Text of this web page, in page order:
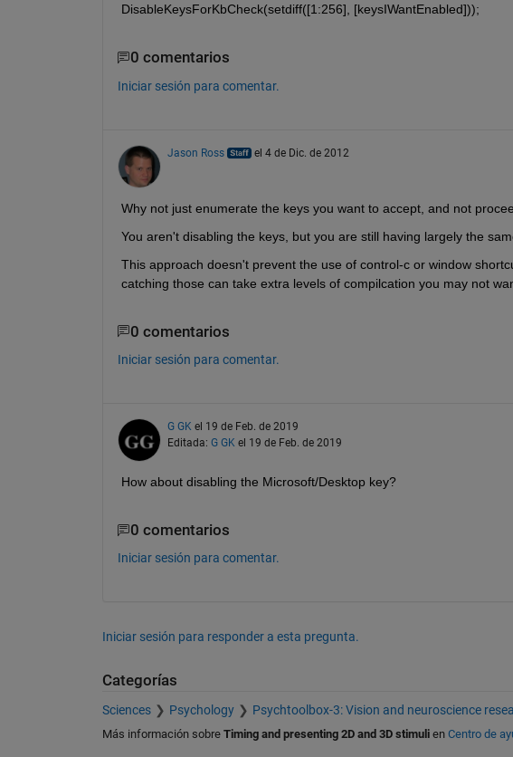
DisableKeysForKbCheck(setdiff([1:256], [keysIWantEnabled]));
0 comentarios
Iniciar sesión para comentar.
Jason Ross el 4 de Dic. de 2012
Why not just enumerate the keys you want to accept, and not
You aren't disabling the keys, but you are still having largely the
This approach doesn't prevent the use of control-c or window
catching those can take extra levels of compilcation you may not
0 comentarios
Iniciar sesión para comentar.
G GK el 19 de Feb. de 2019
Editada: G GK el 19 de Feb. de 2019
How about disabling the Microsoft/Desktop key?
0 comentarios
Iniciar sesión para comentar.
Iniciar sesión para responder a esta pregunta.
Categorías
Sciences Psychology Psychtoolbox-3: Vision and neuroscience
Más información sobre Timing and presenting 2D and 3D stimulien Centro de